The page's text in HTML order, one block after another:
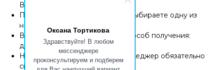
Оксана Тортикова
Здравствуйте! В любом
мессенджере
проконсультируем и подберем
Вами вместе
После выбора оформления Вы выбираете одну из
наших потрясающих начинок.
Вам остается только выбрать способ получения:
доставка или самовывоз.
Накануне назначенной даты менеджер обязательно
свяжется с Вами.